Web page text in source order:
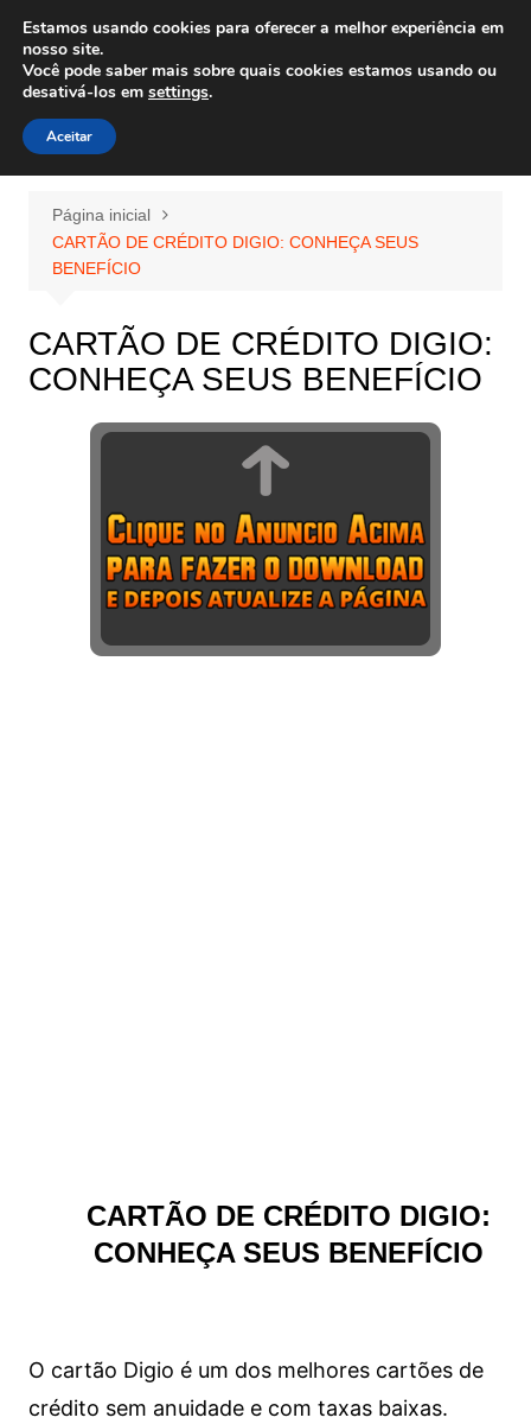
para
conteúdo
Wiley Wales
corais algas e vida marinha
Página inicial
CARTÃO DE CRÉDITO DIGIO: CONHEÇA SEUS
BENEFÍCIO
CARTÃO DE CRÉDITO DIGIO:
CONHEÇA SEUS BENEFÍCIO
CARTÃO DE CRÉDITO DIGIO:
CONHEÇA SEUS BENEFÍCIO
O cartão Digio é um dos melhores cartões de
crédito sem anuidade e com taxas baixas.
Estamos usando cookies para oferecer a melhor experiência em
nosso site.
Você pode saber mais sobre quais cookies estamos usando ou
desativá-los em settings.
Aceitar